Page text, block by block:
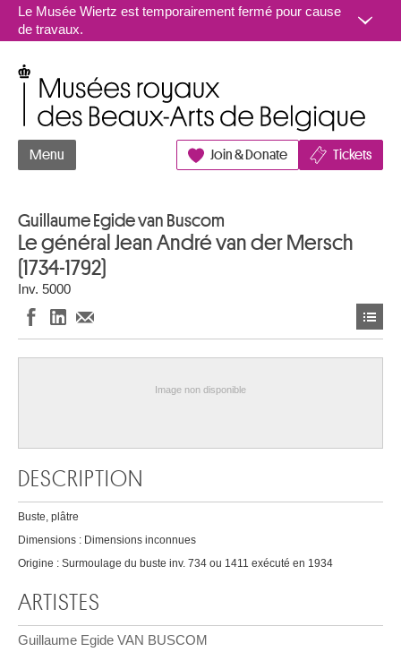
Aller au contenu
Le Musée Wiertz est temporairement fermé pour cause
de travaux.
Menu Join & Donate Tickets
Guillaume Egide van Buscom
Le général Jean André van der Mersch
(1734-1792)
Inv. 5000
Image non disponible
DESCRIPTION
Buste, plâtre
Dimensions : Dimensions inconnues
Origine : Surmoulage du buste inv. 734 ou 1411 exécuté en 1934
ARTISTES
Guillaume Egide VAN BUSCOM